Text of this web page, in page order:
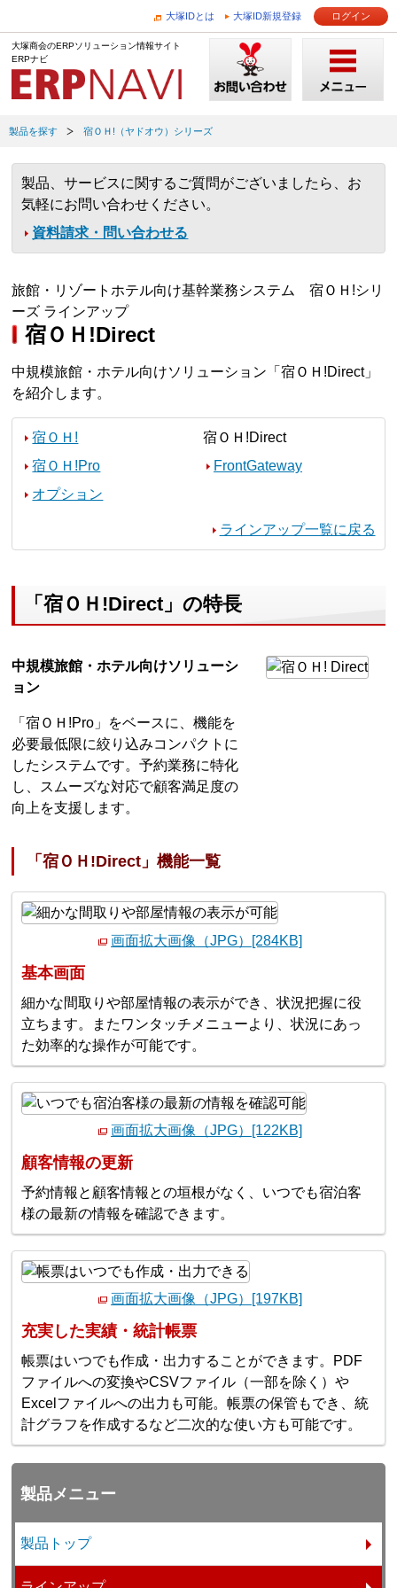
大塚IDとは 大塚ID新規登録 ログイン
大塚商会のERPソリューション情報サイト
ERPナビ
製品を探す 宿ＯＨ!（ヤドオウ）シリーズ
製品、サービスに関するご質問がございましたら、お
気軽にお問い合わせください。
資料請求・問い合わせる
旅館・リゾートホテル向け基幹業務システム 宿ＯＨ!シリ
ーズ ラインアップ
宿ＯＨ!Direct
中規模旅館・ホテル向けソリューション「宿ＯＨ!Direct」
を紹介します。
宿ＯＨ!
宿ＯＨ!Direct
宿ＯＨ!Pro
FrontGateway
オプション
ラインアップ一覧に戻る
「宿ＯＨ!Direct」の特長
中規模旅館・ホテル向けソリューシ
ョン
「宿ＯＨ!Pro」をベースに、機能を
必要最低限に絞り込みコンパクトに
したシステムです。予約業務に特化
し、スムーズな対応で顧客満足度の
向上を支援します。
「宿ＯＨ!Direct」機能一覧
画面拡大画像（JPG）[284KB]
基本画面
細かな間取りや部屋情報の表示ができ、状況把握に役
立ちます。またワンタッチメニューより、状況にあっ
た効率的な操作が可能です。
画面拡大画像（JPG）[122KB]
顧客情報の更新
予約情報と顧客情報との垣根がなく、いつでも宿泊客
様の最新の情報を確認できます。
画面拡大画像（JPG）[197KB]
充実した実績・統計帳票
帳票はいつでも作成・出力することができます。PDF
ファイルへの変換やCSVファイル（一部を除く）や
Excelファイルへの出力も可能。帳票の保管もでき、統
計グラフを作成するなど二次的な使い方も可能です。
製品メニュー
製品トップ